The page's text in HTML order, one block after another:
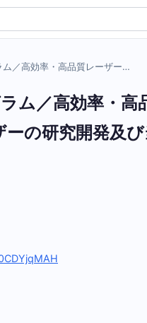
ム／高効率・高品質レーザー…
ム／高効率・
の研究開発及